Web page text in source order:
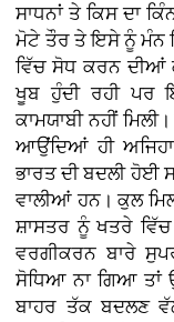
ਸਾਧਨਾਂ ਤੇ ਕਿਸ ਦਾ
ਮੋਟੇ ਤੌਰ ਤੇ ਇਸੇ ਨੂੰ ਮੰਨ
ਵਿੱਚ ਸੋਧ ਕਰਨ ਦੀਆਂ
ਖੂਬ ਹੁੰਦੀ ਰਹੀ ਪਰ
ਕਾਮਯਾਬੀ ਨਹੀਂ
ਆਉਂਦਿਆਂ ਹੀ
ਭਾਰਤ ਦੀ ਬਦਲੀ ਹੋਈ
ਵਾਲੀਆਂ ਹਨ। ਕੁਲ
ਸ਼ਾਸਤਰ ਨੂੰ ਖਤਰੇ
ਵਰਗੀਕਰਨ ਬਾਰੇ
ਸੋਧਿਆ ਨਾ ਗਿਆ ਤਾਂ
ਬਾਹਰ ਤੱਕ ਬਦਲਣ